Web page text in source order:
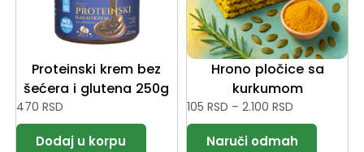
Proteinski krem bez
šećera i glutena 250g
470 RSD
Hrono pločice sa
kurkumom
105 RSD – 2.100 RSD